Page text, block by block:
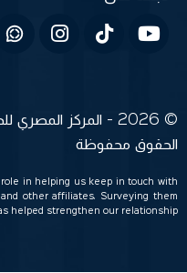
الحقوق محفوظة
role in helping us keep in touch with
other affiliates. Surveying them
helped strengthen our relationship.